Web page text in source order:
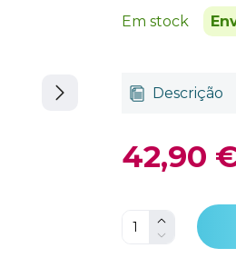
Em stock
Descrição
42,90